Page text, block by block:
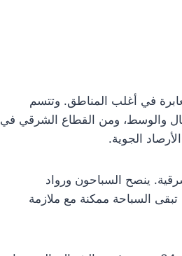
بعض السحب العابرة في أغلب المناطق. وتتسم
والوسط، ومن القطاع الشرقي في
الجوية.
ينصح السباحون ورواد
السباحة ممكنة مع ملازمة